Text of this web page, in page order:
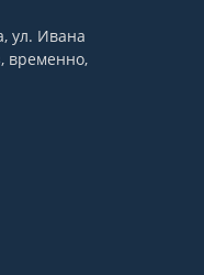
ул. Ивана
временно,